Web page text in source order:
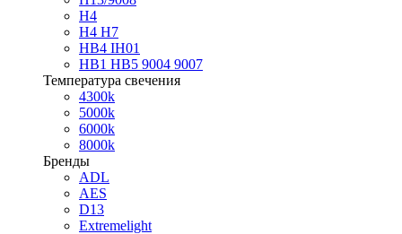
H4
H4 H7
HB4 IH01
HB1 HB5 9004 9007
Температура свечения
4300k
5000k
6000k
8000k
Бренды
ADL
AES
D13
Extremelight